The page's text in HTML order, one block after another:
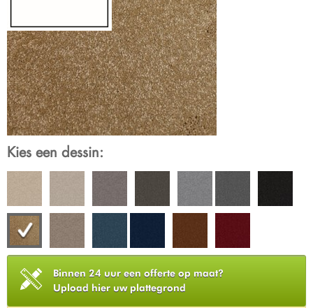
Kies een dessin:
Binnen 24 uur een offerte op maat?
Upload hier uw plattegrond